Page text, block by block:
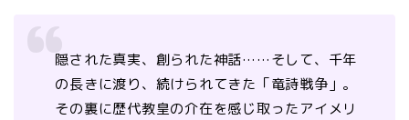
隠された真実、創られた神話……そして、千年
の長きに渡り、続けられてきた「竜詩戦争」。
その裏に歴代教皇の介在を感じ取ったアイメリ